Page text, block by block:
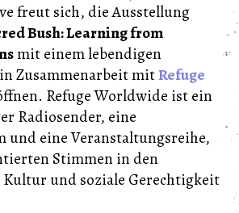
freut sich, die Ausstellung
Bush: Learning from
mit einem lebendigen
Zusammenarbeit mitRefuge
Refuge Worldwide ist ein
Radiosender, eine
eine Veranstaltungsreihe,
Stimmen in den
und soziale Gerechtigkeit